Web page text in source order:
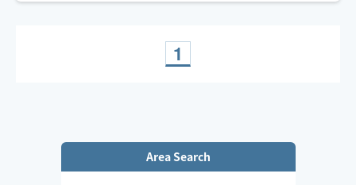
全身全霊でお身体の回復をサポートさせて頂きます💪
1
Area Search